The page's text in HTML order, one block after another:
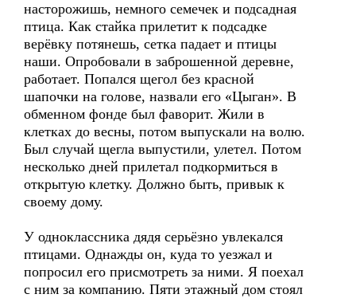
насторожишь, немного семечек и подсадная
птица. Как стайка прилетит к подсадке
верёвку потянешь, сетка падает и птицы
наши. Опробовали в заброшенной деревне,
работает. Попался щегол без красной
шапочки на голове, назвали его «Цыган». В
обменном фонде был фаворит. Жили в
клетках до весны, потом выпускали на волю.
Был случай щегла выпустили, улетел. Потом
несколько дней прилетал подкормиться в
открытую клетку. Должно быть, привык к
своему дому.
У одноклассника дядя серьёзно увлекался
птицами. Однажды он, куда то уезжал и
попросил его присмотреть за ними. Я поехал
с ним за компанию. Пяти этажный дом стоял